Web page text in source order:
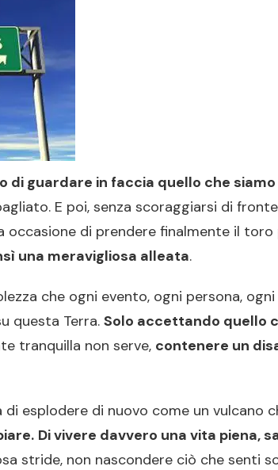
di guardare in faccia quello che
E poi, senza scoraggiarsi di
occasione di prendere finalmente il toro
una meravigliosa alleata.
che ogni evento, ogni persona,
questa Terra. Solo accettando quello
tranquilla non serve, contenere un
esplodere di nuovo come un vulcano
Di vivere davvero una vita piena,
stride, non nascondere ciò che senti